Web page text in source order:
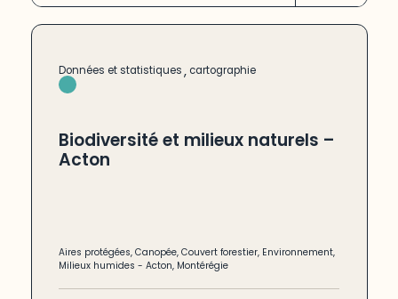
Données et statistiques, cartographie
Biodiversité et milieux naturels –
Acton
Aires protégées,Canopée,Couvert forestier, Environnement,
Milieux humides -Acton, Montérégie